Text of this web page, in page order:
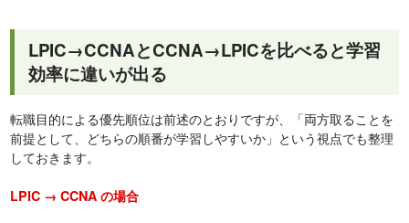
LPIC→CCNAとCCNA→LPICを比べると学習
効率に違いが出る
転職目的による優先順位は前述のとおりですが、「両方取ることを
前提として、どちらの順番が学習しやすいか」という視点でも整理
しておきます。
LPIC → CCNA の場合